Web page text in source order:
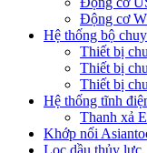
Động cơ
Hệ thống bộ
Thiết bị
Thiết bị
Thiết bị
Hệ thống tĩnh
Thanh xả
Khớp nối